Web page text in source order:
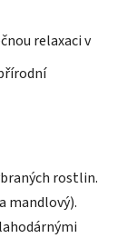
relaxaci v
rostlin.
mandlový).